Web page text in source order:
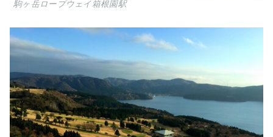
駒ヶ岳ロープウェイ箱根園駅